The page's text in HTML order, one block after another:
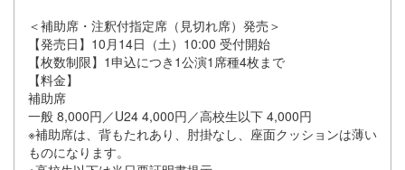
＜補助席・注釈付指定席（見切れ席）発売＞
【発売日】10月14日（土）10:00 受付開始
【枚数制限】1申込につき1公演1席種4枚まで
【料金】
補助席
一般 8,000円／U24 4,000円／高校生以下 4,000円
※補助席は、背もたれあり、肘掛なし、座面クッションは薄い
ものになります。